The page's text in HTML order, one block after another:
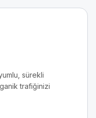
sürekli
trafiğinizi